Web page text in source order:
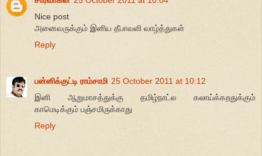
Nice post
அனைவருக்கும் இனிய தீபாவளி வாழ்த்துகள்
Reply
பன்னிக்குட்டி ராம்சாமி 25 October 2011 at 10:12
இனி ஆறுமாசத்துக்கு தமிழ்நாட்ல கலாய்க்கறதுக்கும்
காமெடிக்கும் பஞ்சமிருக்காது
Reply